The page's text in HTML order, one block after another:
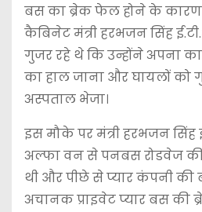
बस का ब्रेक फेल होने के कारण
कैबिनेट मंत्री हरभजन सिंह
गुजर रहे थे कि उन्होंने अपना
का हाल जाना और घायलों
अस्पताल भेजा।
इस मौके पर मंत्री हरभजन सिंह
अल्फा वन से पनबस रोडवेज की
थी और पीछे से प्यार कंपनी की
अचानक प्राइवेट प्यार बस की